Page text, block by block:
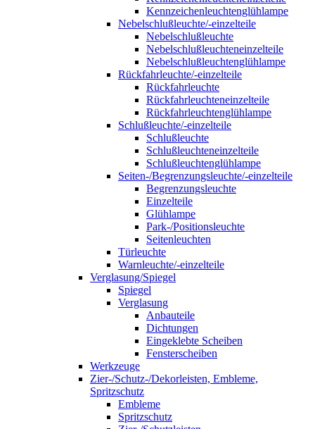
Kennzeichenleuchtenglühlampe
Nebelschlußleuchte/-einzelteile
Nebelschlußleuchte
Nebelschlußleuchteneinzelteile
Nebelschlußleuchtenglühlampe
Rückfahrleuchte/-einzelteile
Rückfahrleuchte
Rückfahrleuchteneinzelteile
Rückfahrleuchtenglühlampe
Schlußleuchte/-einzelteile
Schlußleuchte
Schlußleuchteneinzelteile
Schlußleuchtenglühlampe
Seiten-/Begrenzungsleuchte/-einzelteile
Begrenzungsleuchte
Einzelteile
Glühlampe
Park-/Positionsleuchte
Seitenleuchten
Türleuchte
Warnleuchte/-einzelteile
Verglasung/Spiegel
Spiegel
Verglasung
Anbauteile
Dichtungen
Eingeklebte Scheiben
Fensterscheiben
Werkzeuge
Zier-/Schutz-/Dekorleisten, Embleme,
Spritzschutz
Embleme
Spritzschutz